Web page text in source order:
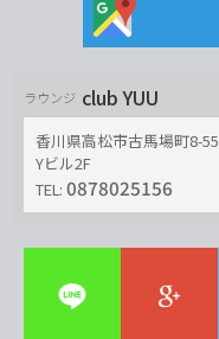
ラウンジ club YUU
香川県高松市古馬場町8-55
Yビル2F
TEL: 0878025156